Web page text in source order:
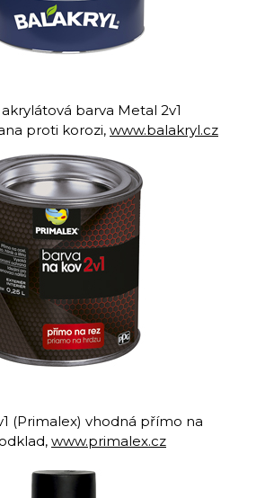
barva Metal 2v1
proti korozi, www.balakryl.cz
(Primalex) vhodná přímo na
www.primalex.cz